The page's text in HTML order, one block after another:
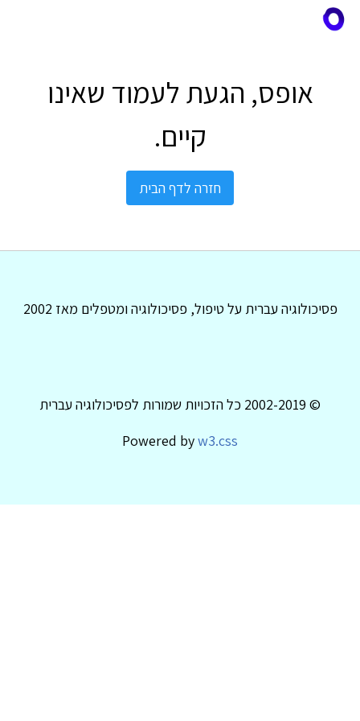
אופס, הגעת לעמוד שאינו
קיים.
חזרה לדף הבית
פסיכולוגיה עברית על טיפול, פסיכולוגיה ומטפלים מאז 2002
© 2002-2019 כל הזכויות שמורות לפסיכולוגיה עברית
Powered byw3.css